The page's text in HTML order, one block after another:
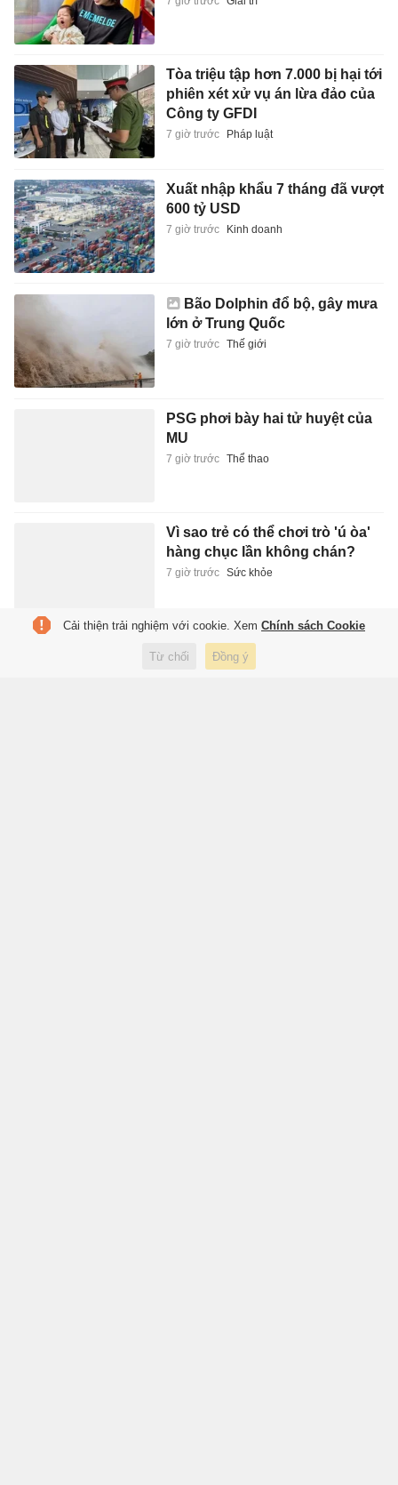
Tòa triệu tập hơn 7.000 bị hại tới
phiên xét xử vụ án lừa đảo của
Công ty GFDI
7 giờ trước Pháp luật
Xuất nhập khẩu 7 tháng đã vượt
600 tỷ USD
7 giờ trước Kinh doanh
Bão Dolphin đổ bộ, gây mưa
lớn ở Trung Quốc
7 giờ trước Thế giới
PSG phơi bày hai tử huyệt của
MU
7 giờ trước Thể thao
Vì sao trẻ có thể chơi trò 'ú òa'
hàng chục lần không chán?
7 giờ trước Sức khỏe
Nhận xét của Ronaldo về Messi
gây sốt trở lại
Cải thiện trải nghiệm với cookie. Xem Chính sách Cookie
Từ chối Đồng ý